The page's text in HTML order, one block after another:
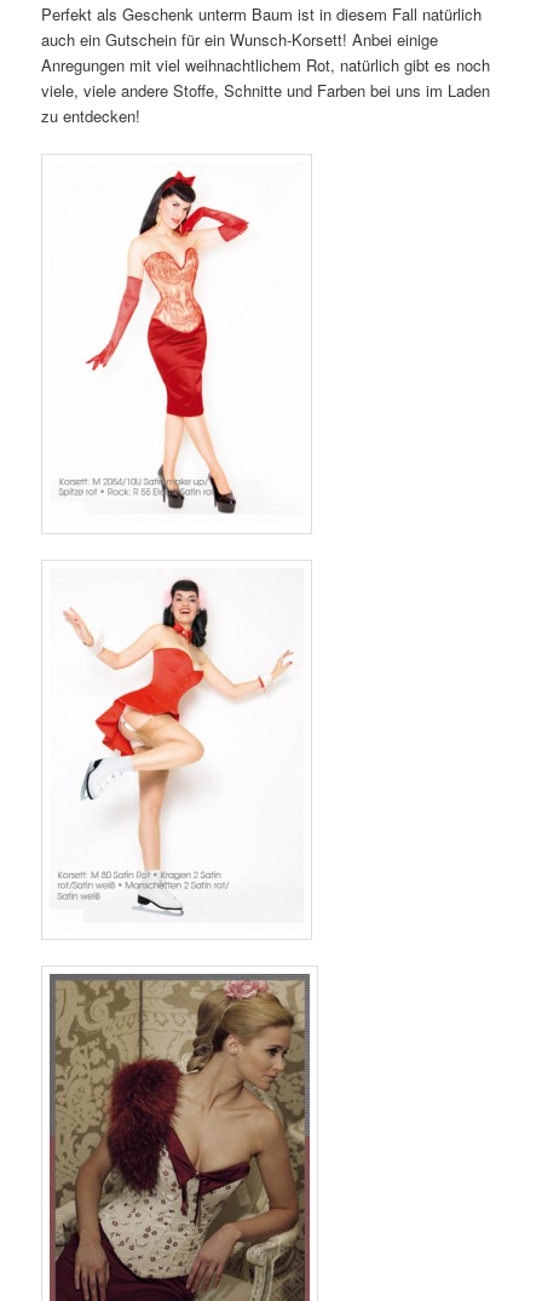
Perfekt als Geschenk unterm Baum ist in diesem Fall natürlich
auch ein Gutschein für ein Wunsch-Korsett! Anbei einige
Anregungen mit viel weihnachtlichem Rot, natürlich gibt es noch
viele, viele andere Stoffe, Schnitte und Farben bei uns im Laden
zu entdecken!